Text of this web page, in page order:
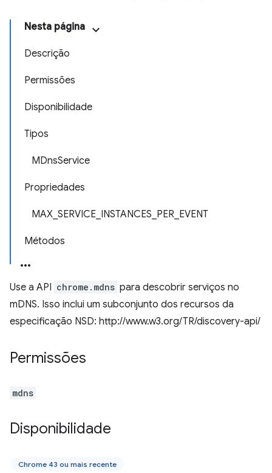
Nesta página
Descrição
Permissões
Disponibilidade
Tipos
MDnsService
Propriedades
MAX_SERVICE_INSTANCES_PER_EVENT
Métodos
Use a API chrome.mdns para descobrir serviços no
mDNS. Isso inclui um subconjunto dos recursos da
especificação NSD: http://www.w3.org/TR/discovery-api/
Permissões
mdns
Disponibilidade
Chrome 43 ou mais recente